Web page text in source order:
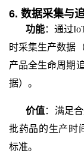
6. 数据采集与
功能：通过
时采集生产数据
产品全生命周期
据）。
价值：满足
批药品的生产时
标准。